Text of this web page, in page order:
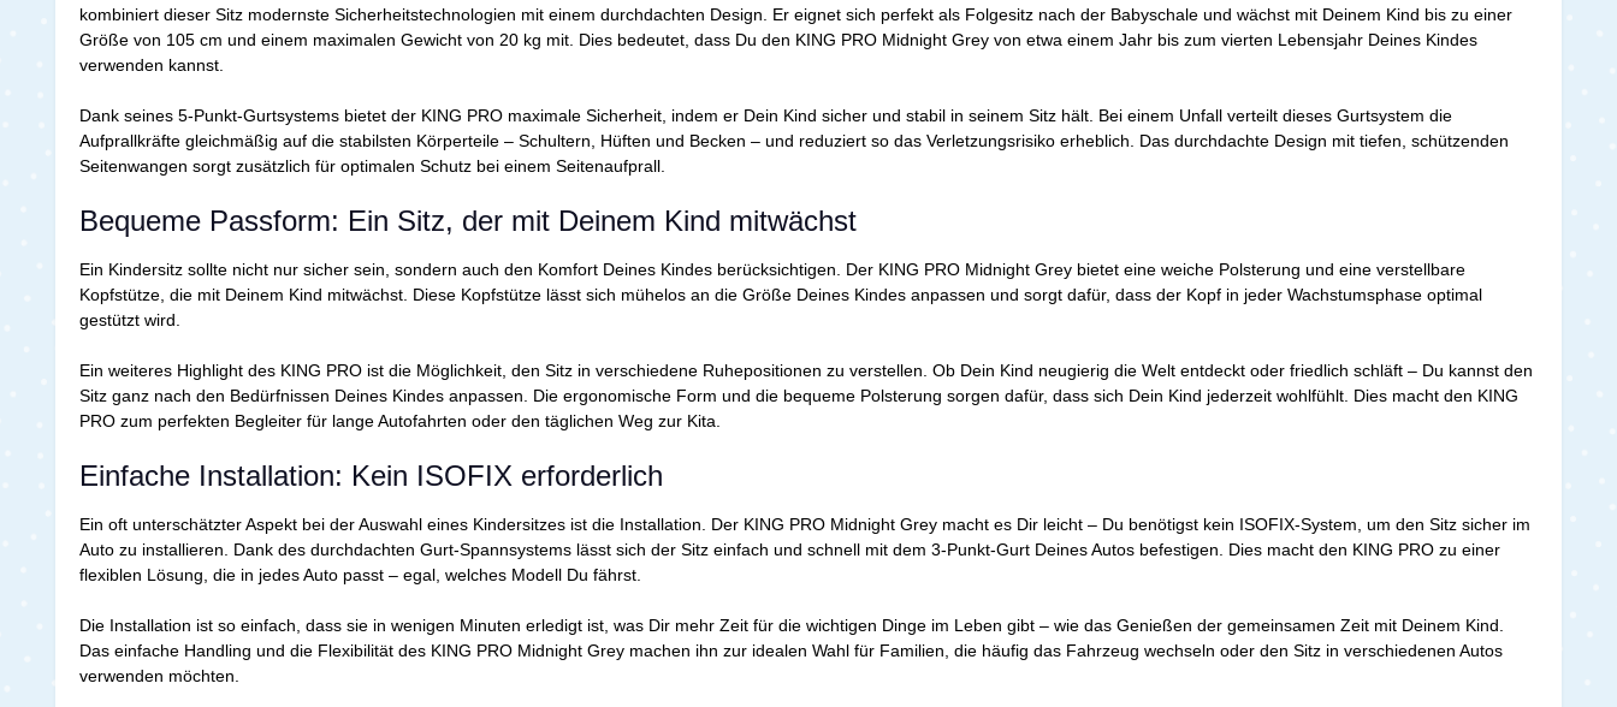
kombiniert dieser Sitz modernste Sicherheitstechnologien mit einem durchdachten Design. Er eignet sich perfekt als Folgesitz nach der Babyschale und wächst mit Deinem Kind bis zu einer
Größe von 105 cm und einem maximalen Gewicht von 20 kg mit. Dies bedeutet, dass Du den KING PRO Midnight Grey von etwa einem Jahr bis zum vierten Lebensjahr Deines Kindes
verwenden kannst.
Dank seines 5-Punkt-Gurtsystems bietet der KING PRO maximale Sicherheit, indem er Dein Kind sicher und stabil in seinem Sitz hält. Bei einem Unfall verteilt dieses Gurtsystem die
Aufprallkräfte gleichmäßig auf die stabilsten Körperteile – Schultern, Hüften und Becken – und reduziert so das Verletzungsrisiko erheblich. Das durchdachte Design mit tiefen, schützenden
Seitenwangen sorgt zusätzlich für optimalen Schutz bei einem Seitenaufprall.
Bequeme Passform: Ein Sitz, der mit Deinem Kind mitwächst
Ein Kindersitz sollte nicht nur sicher sein, sondern auch den Komfort Deines Kindes berücksichtigen. Der KING PRO Midnight Grey bietet eine weiche Polsterung und eine verstellbare
Kopfstütze, die mit Deinem Kind mitwächst. Diese Kopfstütze lässt sich mühelos an die Größe Deines Kindes anpassen und sorgt dafür, dass der Kopf in jeder Wachstumsphase optimal
gestützt wird.
Ein weiteres Highlight des KING PRO ist die Möglichkeit, den Sitz in verschiedene Ruhepositionen zu verstellen. Ob Dein Kind neugierig die Welt entdeckt oder friedlich schläft – Du kannst den
Sitz ganz nach den Bedürfnissen Deines Kindes anpassen. Die ergonomische Form und die bequeme Polsterung sorgen dafür, dass sich Dein Kind jederzeit wohlfühlt. Dies macht den KING
PRO zum perfekten Begleiter für lange Autofahrten oder den täglichen Weg zur Kita.
Einfache Installation: Kein ISOFIX erforderlich
Ein oft unterschätzter Aspekt bei der Auswahl eines Kindersitzes ist die Installation. Der KING PRO Midnight Grey macht es Dir leicht – Du benötigst kein ISOFIX-System, um den Sitz sicher im
Auto zu installieren. Dank des durchdachten Gurt-Spannsystems lässt sich der Sitz einfach und schnell mit dem 3-Punkt-Gurt Deines Autos befestigen. Dies macht den KING PRO zu einer
flexiblen Lösung, die in jedes Auto passt – egal, welches Modell Du fährst.
Die Installation ist so einfach, dass sie in wenigen Minuten erledigt ist, was Dir mehr Zeit für die wichtigen Dinge im Leben gibt – wie das Genießen der gemeinsamen Zeit mit Deinem Kind.
Das einfache Handling und die Flexibilität des KING PRO Midnight Grey machen ihn zur idealen Wahl für Familien, die häufig das Fahrzeug wechseln oder den Sitz in verschiedenen Autos
verwenden möchten.